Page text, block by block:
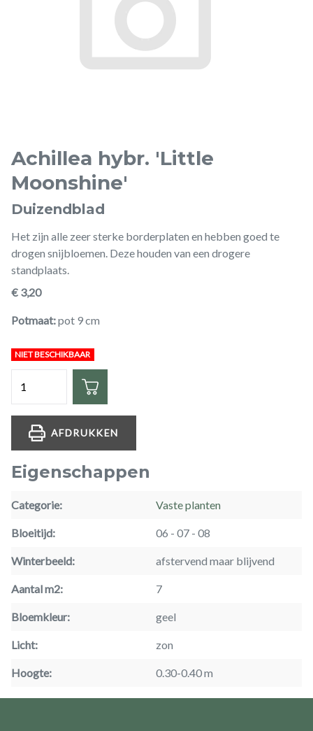
Achillea hybr. 'Little
Moonshine'
Duizendblad
Het zijn alle zeer sterke borderplaten en hebben goed te
drogen snijbloemen. Deze houden van een drogere
standplaats.
€ 3,20
Potmaat pot 9 cm
NIET BESCHIKBAAR
AFDRUKKEN
Eigenschappen
Categorie Vaste planten
Bloeitijd 06 07 08
Winterbeeld afstervend maar blijvend
Aantal m2 7
Bloemkleur geel
Licht zon
Hoogte 0.30-0.40 m